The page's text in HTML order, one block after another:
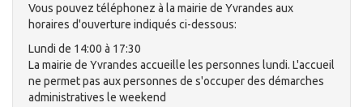
Vous pouvez téléphonez à la mairie de Yvrandes aux
horaires d'ouverture indiqués ci-dessous:
Lundi de 14:00 à 17:30
La mairie de Yvrandes accueille les personnes lundi. L'accueil
ne permet pas aux personnes de s'occuper des démarches
administratives le weekend